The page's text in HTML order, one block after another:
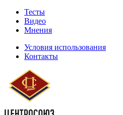
Тесты
Видео
Мнения
Условия использования
Контакты